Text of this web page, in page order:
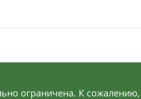
ограничена. К